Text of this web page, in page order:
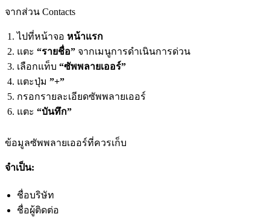
จากส่วน Contacts
ไปที่หน้าจอ หน้าแรก
แตะ “รายชื่อ” จากเมนูการดำเนินการด่วน
เลือกแท็บ “ซัพพลายเออร์”
แตะปุ่ม ”+”
กรอกรายละเอียดซัพพลายเออร์
แตะ “บันทึก”
ข้อมูลซัพพลายเออร์ที่ควรเก็บ
จำเป็น:
ชื่อบริษัท
ชื่อผู้ติดต่อ